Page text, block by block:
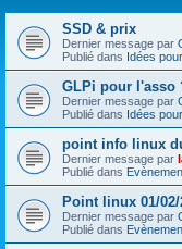
SSD & prix
Dernier message par
Publié dans Idées
GLPi pour l'asso
Dernier message par
Publié dans Idées
point info linux
Dernier message par
Publié dans
Point linux 01/02/
Dernier message par
Publié dans